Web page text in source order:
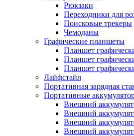
Рюкзаки
Переходники для
Поисковые трекеры
Чемоданы
Графические планшеты
Планшет
Планшет
Планшет
Лайфстайл
Портативная зарядная
Портативные
Внешний
Внешний
Внешний
Внешний